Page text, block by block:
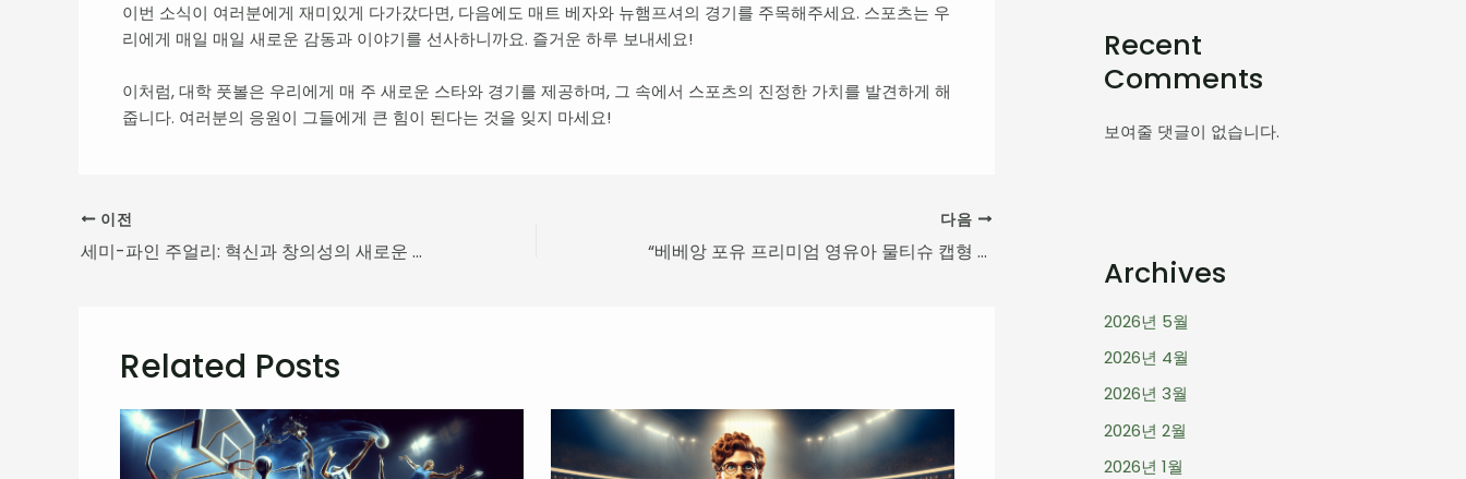
이번 소식이 여러분에게 재미있게 다가갔다면, 다음에도 매트 베자와 뉴햄프셔의 경기를 주목해주세요. 스포츠는 우
리에게 매일 매일 새로운 감동과 이야기를 선사하니까요. 즐거운 하루 보내세요!
이처럼, 대학 풋볼은 우리에게 매 주 새로운 스타와 경기를 제공하며, 그 속에서 스포츠의 진정한 가치를 발견하게 해
줍니다. 여러분의 응원이 그들에게 큰 힘이 된다는 것을 잊지 마세요!
이전
세미-파인 주얼리: 혁신과 창의성의 새로운 물결
다음
“베베앙 포유 프리미엄 영유아 물티슈 캡형 – 아이들을 위한 최상의 선택”
Related Posts
Recent
Comments
보여줄 댓글이 없습니다.
Archives
2026년 5월
2026년 4월
2026년 3월
2026년 2월
2026년 1월